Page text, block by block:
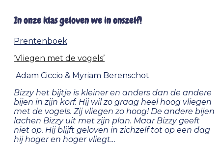
In onze klas geloven we in onszelf!
Prentenboek
‘Vliegen met de vogels’
Adam Ciccio & Myriam Berenschot
Bizzy het bijtje is kleiner en anders dan de andere
bijen in zijn korf. Hij wil zo graag heel hoog vliegen
met de vogels. Zij vliegen zo hoog! De andere bijen
lachen Bizzy uit met zijn plan. Maar Bizzy geeft
niet op. Hij blijft geloven in zichzelf tot op een dag
hij hoger en hoger vliegt…